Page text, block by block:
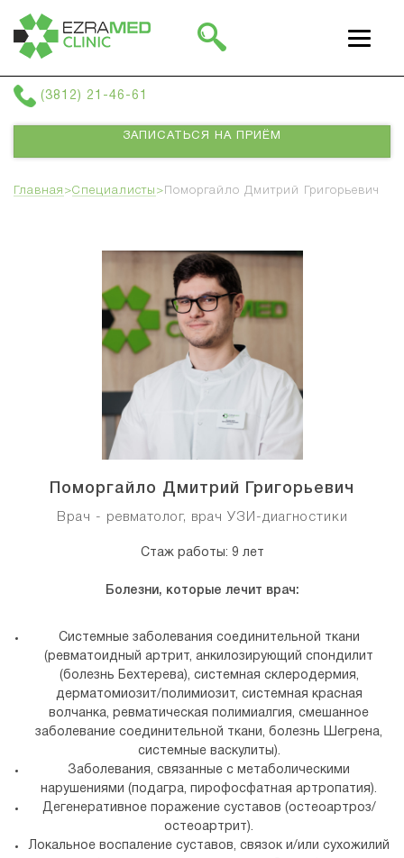
(3812) 21-46-61
ЗАПИСАТЬСЯ НА ПРИЁМ
Главная >Специалисты > Поморгайло Дмитрий Григорьевич
Поморгайло Дмитрий Григорьевич
Врач - ревматолог, врач УЗИ-диагностики
Стаж работы: 9 лет
Болезни, которые лечит врач:
Системные заболевания соединительной ткани
(ревматоидный артрит, анкилозирующий спондилит
(болезнь Бехтерева), системная склеродермия,
дерматомиозит/полимиозит, системная красная
волчанка, ревматическая полимиалгия, смешанное
заболевание соединительной ткани, болезнь Шегрена,
системные васкулиты).
Заболевания, связанные с метаболическими
нарушениями (подагра, пирофосфатная артропатия).
Дегенеративное поражение суставов (остеоартроз/
остеоартрит).
Локальное воспаление суставов, связок и/или сухожилий